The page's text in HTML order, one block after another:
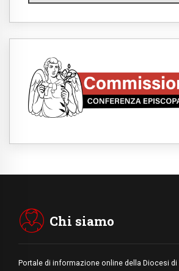
Spagna, controlli alle
09.08.2026
Il dialogo interreligioso,
per rispondere alle paure
08.08.2026
Chi siamo
Portale di informazione online della Diocesi di